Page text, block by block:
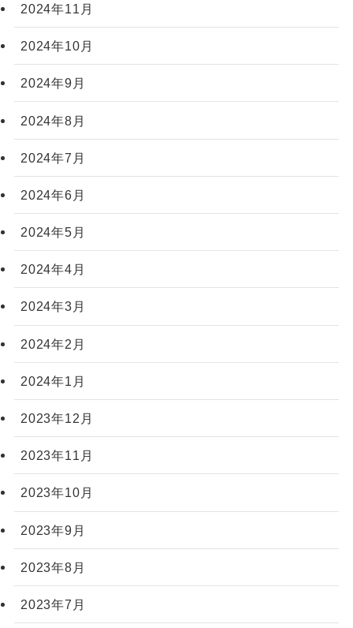
2024年11月
2024年10月
2024年9月
2024年8月
2024年7月
2024年6月
2024年5月
2024年4月
2024年3月
2024年2月
2024年1月
2023年12月
2023年11月
2023年10月
2023年9月
2023年8月
2023年7月